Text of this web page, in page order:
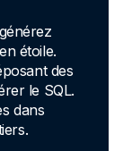
étoile.
des
le SQL.
dans